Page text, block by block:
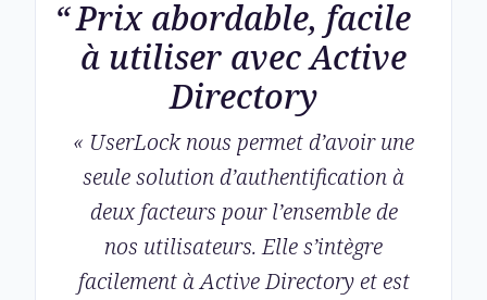
Prix abordable, facile
à utiliser avec Active
Directory
« UserLock nous permet d’avoir une
seule solution d’authentification à
deux facteurs pour l’ensemble de
nos utilisateurs. Elle s’intègre
facilement à Active Directory et est